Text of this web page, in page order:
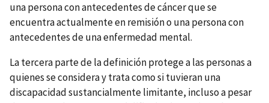
una persona con antecedentes de cáncer que se
encuentra actualmente en remisión o una persona con
antecedentes de una enfermedad mental.
La tercera parte de la definición protege a las personas a
quienes se considera y trata como si tuvieran una
discapacidad sustancialmente limitante, incluso a pesar